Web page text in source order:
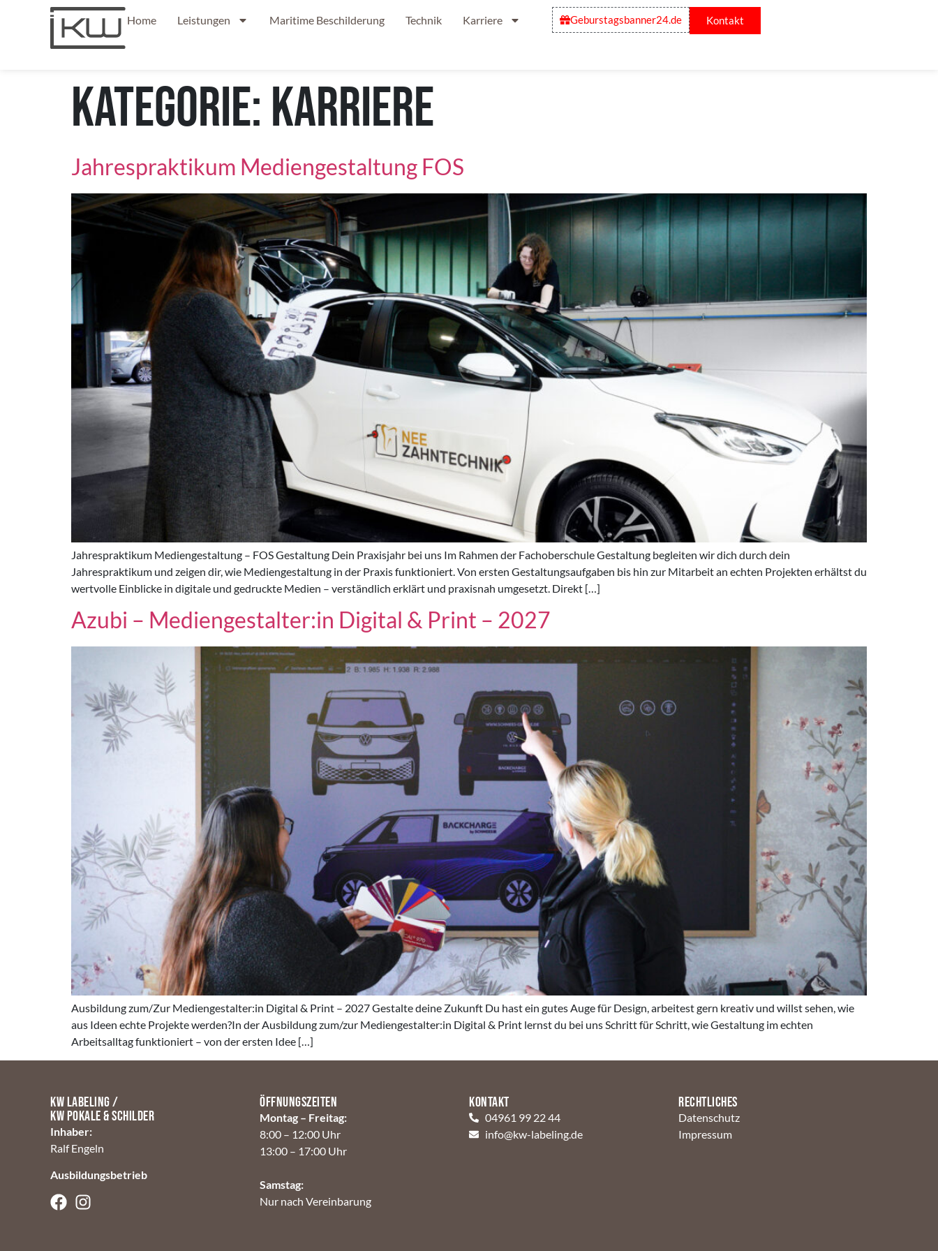
Home Leistungen Maritime Beschilderung Technik Karriere Geburstagsbanner24.de Kontakt
Kategorie:Karriere
Jahrespraktikum Mediengestaltung FOS
Jahrespraktikum Mediengestaltung – FOS Gestaltung Dein Praxisjahr bei uns Im Rahmen der Fachoberschule Gestaltung begleiten wir dich durch dein
Jahrespraktikum und zeigen dir, wie Mediengestaltung in der Praxis funktioniert. Von ersten Gestaltungsaufgaben bis hin zur Mitarbeit an echten Projekten erhältst du
wertvolle Einblicke in digitale und gedruckte Medien – verständlich erklärt und praxisnah umgesetzt. Direkt […]
Azubi – Mediengestalter:in Digital & Print – 2027
Ausbildung zum/Zur Mediengestalter:in Digital & Print – 2027 Gestalte deine Zukunft Du hast ein gutes Auge für Design, arbeitest gern kreativ und willst sehen, wie
aus Ideen echte Projekte werden?In der Ausbildung zum/zur Mediengestalter:in Digital & Print lernst du bei uns Schritt für Schritt, wie Gestaltung im echten
Arbeitsalltag funktioniert – von der ersten Idee […]
KW Labeling /
KW Pokale & Schilder
Inhaber:
Ralf Engeln
Ausbildungsbetrieb
Öffnungszeiten
Montag – Freitag:
8:00 – 12:00 Uhr
13:00 – 17:00 Uhr
Samstag:
Nur nach Vereinbarung
Kontakt
04961 99 22 44
info@kw-labeling.de
Rechtliches
Datenschutz
Impressum